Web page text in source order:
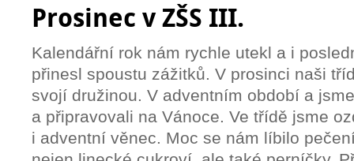
Prosinec v ZŠS III.
Kalendářní rok nám rychle utekl a i
přinesl spoustu zážitků. V prosinci naši
svojí družinou. V adventním období a
a připravovali na Vánoce. Ve třídě jsme
i adventní věnec. Moc se nám líbilo